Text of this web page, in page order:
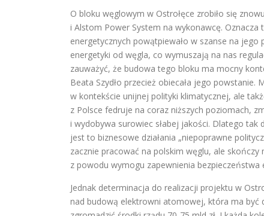
O bloku węglowym w Ostrołęce zrobiło się
i Alstom Power System na wykonawcę.
energetycznych powątpiewało w szanse na
energetyki od węgla, co wymuszają na nas
zauważyć, że budowa tego bloku ma mocny
Beata Szydło przecież obiecała jego
w kontekście unijnej polityki klimatycznej, ale
z Polsce fedruje na coraz niższych poziomach,
i wydobywa surowiec słabej jakości. Dlatego
jest to biznesowe działania „niepoprawne
zacznie pracować na polskim węglu, ale
z powodu wymogu zapewnienia bezpieczeństwa
Jednak determinacja do realizacji projektu w
nad budową elektrowni atomowej, która ma być